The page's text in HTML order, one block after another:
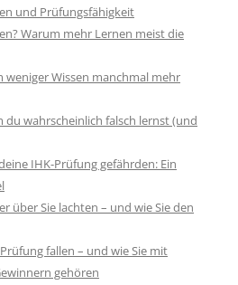
und Prüfungsfähigkeit
Warum mehr Lernen meist die
weniger Wissen manchmal mehr
du wahrscheinlich falsch lernst (und
IHK-Prüfung gefährden: Ein
über Sie lachten – und wie Sie den
fallen – und wie Sie mit
gehören